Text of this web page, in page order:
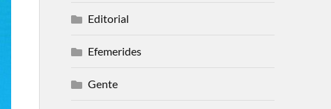
Editorial
Efemerides
Gente